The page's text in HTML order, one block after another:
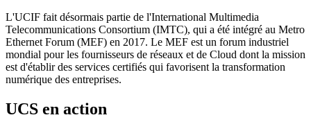
L'UCIF fait désormais partie de l'International Multimedia
Telecommunications Consortium (IMTC), qui a été intégré au Metro
Ethernet Forum (MEF) en 2017. Le MEF est un forum industriel
mondial pour les fournisseurs de réseaux et de Cloud dont la mission
est d'établir des services certifiés qui favorisent la transformation
numérique des entreprises.
UCS en action